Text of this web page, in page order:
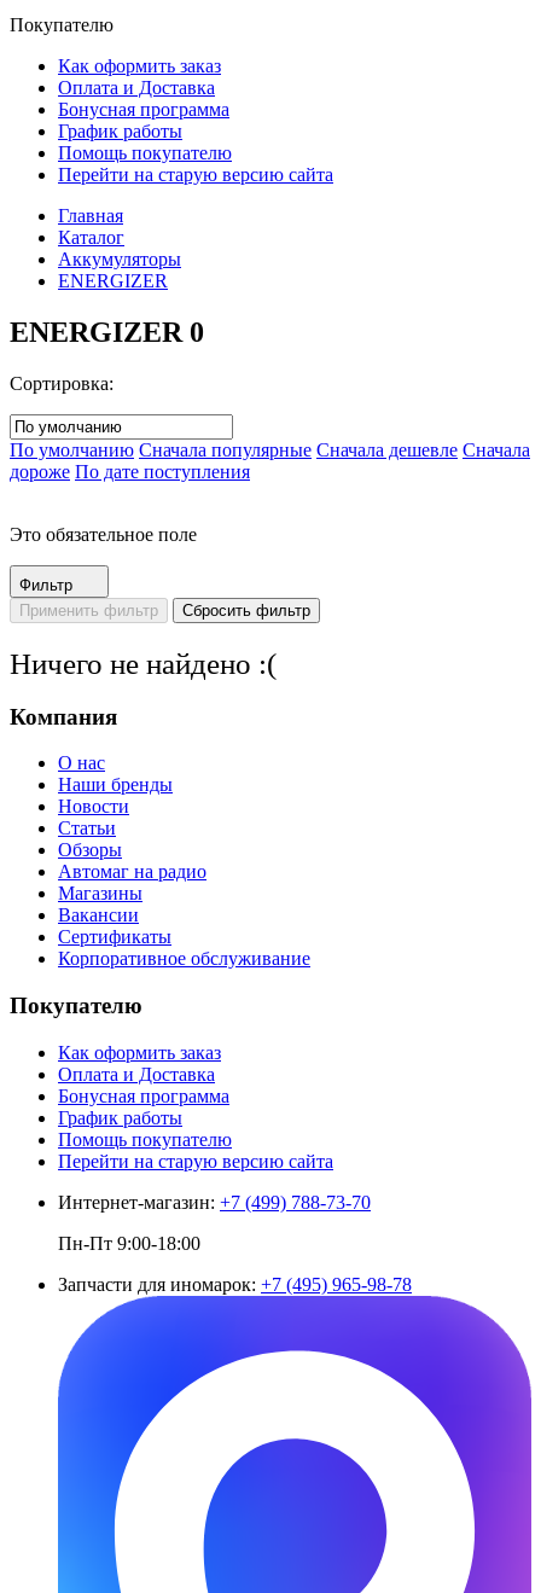
Покупателю
Как оформить заказ
Оплата и Доставка
Бонусная программа
График работы
Помощь покупателю
Перейти на старую версию сайта
Главная
Каталог
Аккумуляторы
ENERGIZER
ENERGIZER 0
Сортировка:
По умолчанию Сначала популярные Сначала дешевле Сначала
дороже По дате поступления
Это обязательное поле
Фильтр
Ничего не найдено :(
Компания
О нас
Наши бренды
Новости
Статьи
Обзоры
Автомаг на радио
Магазины
Вакансии
Сертификаты
Корпоративное обслуживание
Покупателю
Как оформить заказ
Оплата и Доставка
Бонусная программа
График работы
Помощь покупателю
Перейти на старую версию сайта
Интернет-магазин: +7 (499) 788-73-70
Пн-Пт 9:00-18:00
Запчасти для иномарок: +7 (495) 965-98-78